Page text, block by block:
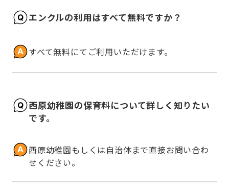
エンクルの利用はすべて無料ですか？
すべて無料にてご利用いただけます。
西原幼稚園の保育料について詳しく知りたい
です。
西原幼稚園もしくは自治体まで直接お問い合わ
せください。